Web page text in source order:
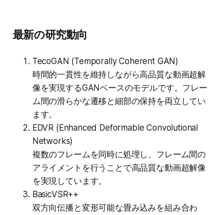
最新の研究動向
TecoGAN (Temporally Coherent GAN)
時間的一貫性を維持しながら高品質な動画超解
像を実現するGANベースのモデルです。フレー
ム間の滑らかな遷移と細部の保持を両立してい
ます。
EDVR (Enhanced Deformable Convolutional
Networks)
複数のフレームを同時に処理し、フレーム間の
アライメントを行うことで高品質な動画超解像
を実現しています。
BasicVSR++
双方向伝播と変形可能な畳み込みを組み合わ